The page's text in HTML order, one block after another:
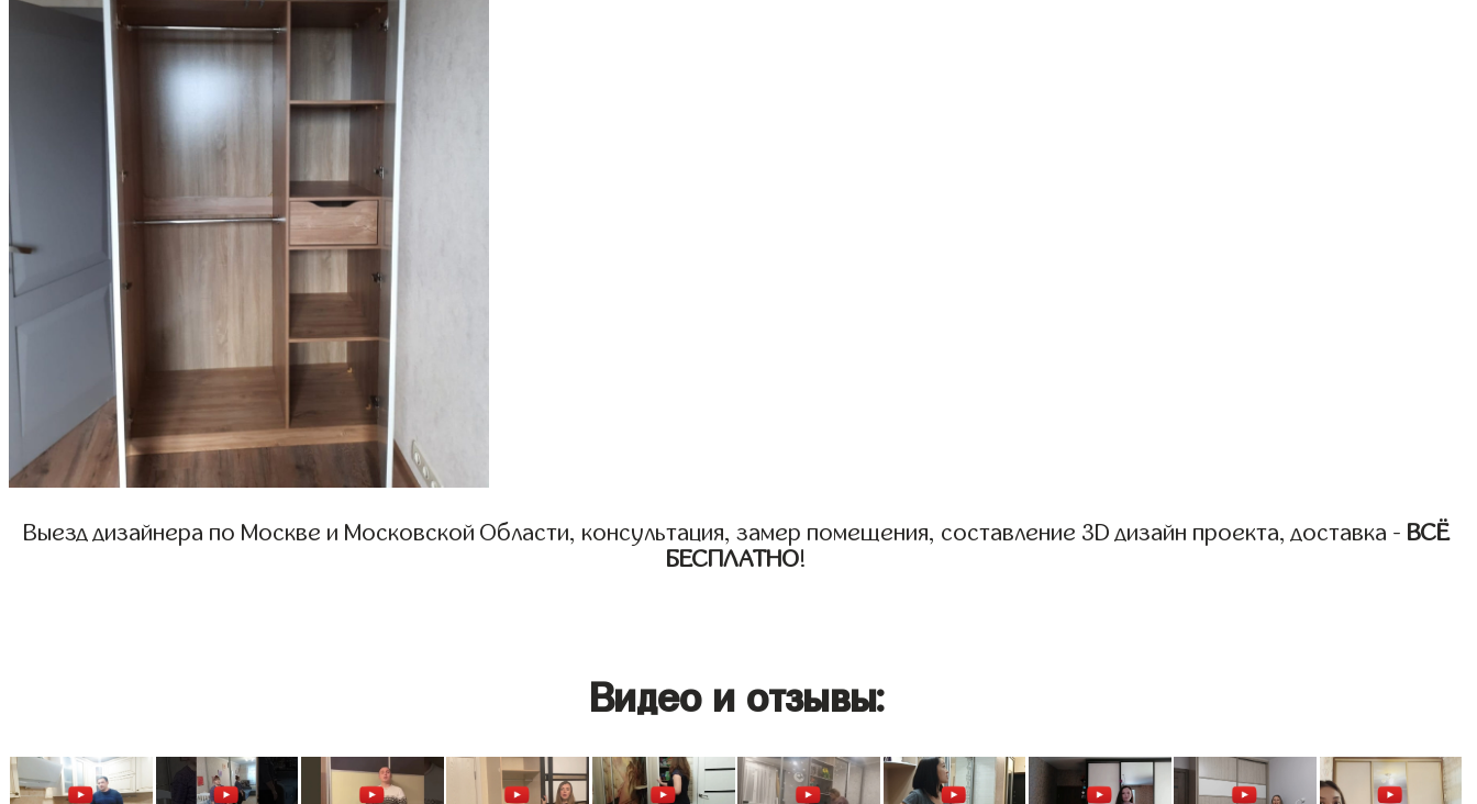
Выезд дизайнера по Москве и Московской Области, консультация, замер помещения, составление 3D дизайн проекта, доставка - ВСЁ
БЕСПЛАТНО!
Видео и отзывы: